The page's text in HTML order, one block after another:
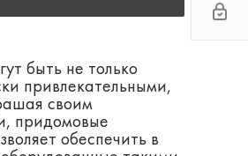
быть не только
привлекательными,
своим
придомовые
обеспечить в